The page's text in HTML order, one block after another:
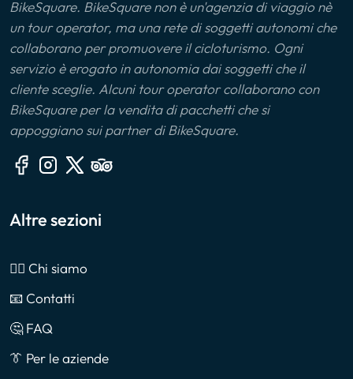
BikeSquare. BikeSquare non è un'agenzia di viaggio nè
un tour operator, ma una rete di soggetti autonomi che
collaborano per promuovere il cicloturismo. Ogni
servizio è erogato in autonomia dai soggetti che il
cliente sceglie. Alcuni tour operator collaborano con
BikeSquare per la vendita di pacchetti che si
appoggiano sui partner di BikeSquare.
Altre sezioni
🙎‍♂️ Chi siamo
📧 Contatti
🤔 FAQ
👔 Per le aziende